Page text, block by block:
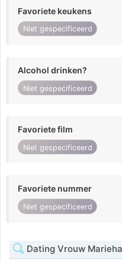
Favoriete keukens
Niet gespecificeerd
Alcohol drinken?
Niet gespecificeerd
Favoriete film
Niet gespecificeerd
Favoriete nummer
Niet gespecificeerd
Dating Vrouw